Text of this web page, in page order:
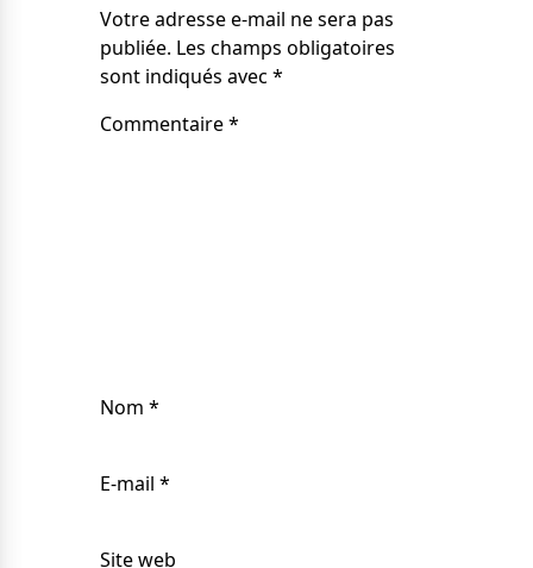
Votre adresse e-mail ne sera pas
publiée. Les champs obligatoires
sont indiqués avec *
Commentaire*
Nom *
E-mail *
Site web